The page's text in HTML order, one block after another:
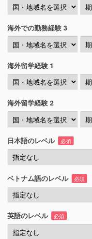
海外での勤務経験 3
海外留学経験 1
海外留学経験 2
日本語のレベル 必須
ベトナム語のレベル 必須
英語のレベル 必須